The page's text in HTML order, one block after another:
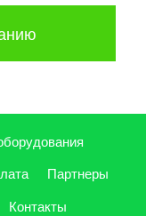
Партнеры
Контакты